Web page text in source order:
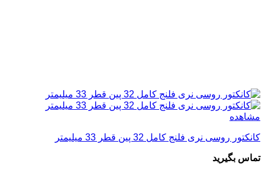
مشاهده
کانکتور روسی نری فلنج کامل 32 پین قطر 33 میلیمتر
تماس بگیرید